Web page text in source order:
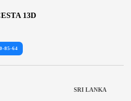
13D
85-64
SRI LANKA